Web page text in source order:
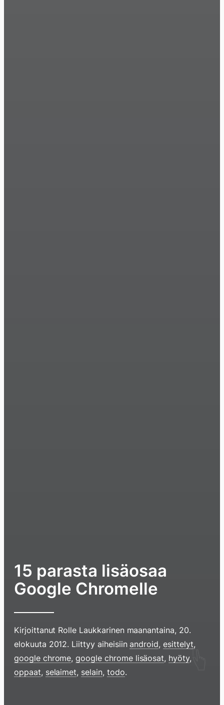
15 parasta lisäosaa
Google Chromelle
Kirjoittanut Rolle Laukkarinen maanantaina, 20.
elokuuta 2012. Liittyy aiheisiinandroid,esittelyt,
google chrome,google chrome lisäosat, hyöty,
oppaat, selaimet, selain, todo.